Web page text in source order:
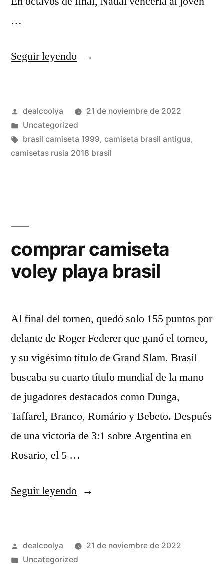
…
Seguir leyendo«brasil
2018»
Publicado
por
dealcoolya
21 de noviembre de 2022
Publicado
en
Uncategorized
Etiquetas:
brasil camiseta 1999, camiseta brasil antigua,
camisetas rusia 2018 brasil
comprar camiseta
voley playa brasil
Al final del torneo, quedó solo 155 puntos por
delante de Roger Federer que ganó el torneo,
y su vigésimo título de Grand Slam. Brasil
buscaba su cuarto título mundial de la mano
de jugadores destacados como Dunga,
Taffarel, Branco, Romário y Bebeto. Después
de una victoria de 3:1 sobre Argentina en
Rosario, el 5 …
Seguir leyendo«comprar
playa
Publicado
por
dealcoolya
21 de noviembre de 2022
Publicado
Uncategorized